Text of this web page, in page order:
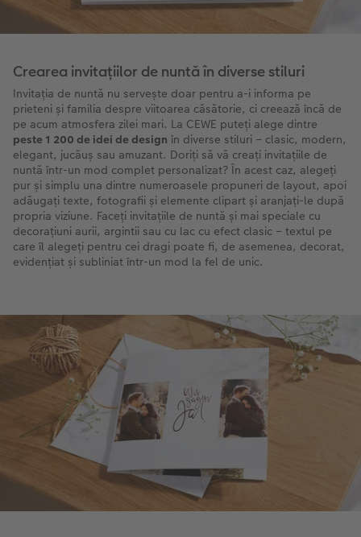
Crearea invitațiilor de nuntă în diverse stiluri
Invitația de nuntă nu servește doar pentru a-i informa pe
prieteni și familia despre viitoarea căsătorie, ci creează încă de
pe acum atmosfera zilei mari. La CEWE puteți alege dintre
peste 1 200 de idei de design în diverse stiluri – clasic, modern,
elegant, jucăuș sau amuzant. Doriți să vă creați invitațiile de
nuntă într-un mod complet personalizat? În acest caz, alegeți
pur și simplu una dintre numeroasele propuneri de layout, apoi
adăugați texte, fotografii și elemente clipart și aranjați-le după
propria viziune. Faceți invitațiile de nuntă și mai speciale cu
decorațiuni aurii, argintii sau cu lac cu efect clasic – textul pe
care îl alegeți pentru cei dragi poate fi, de asemenea, decorat,
evidențiat și subliniat într-un mod la fel de unic.